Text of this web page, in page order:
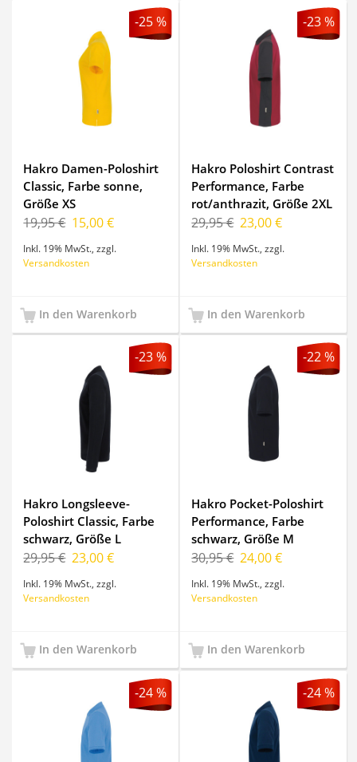
-25 %
Hakro Damen-Poloshirt
Classic, Farbe sonne,
Größe XS
19,95 € 15,00 €
Inkl. 19% MwSt. ,zzgl.
Versandkosten
In den Warenkorb
-23 %
Hakro Poloshirt Contrast
Performance, Farbe
rot/anthrazit, Größe 2XL
29,95 € 23,00 €
Inkl. 19% MwSt. ,zzgl.
Versandkosten
In den Warenkorb
-23 %
Hakro Longsleeve-
Poloshirt Classic, Farbe
schwarz, Größe L
29,95 € 23,00 €
Inkl. 19% MwSt. ,zzgl.
Versandkosten
In den Warenkorb
-22 %
Hakro Pocket-Poloshirt
Performance, Farbe
schwarz, Größe M
30,95 € 24,00 €
Inkl. 19% MwSt. ,zzgl.
Versandkosten
In den Warenkorb
-24 % -24 %